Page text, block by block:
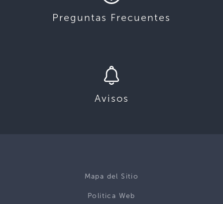
Preguntas Frecuentes
Avisos
Mapa del Sitio
Politica Web